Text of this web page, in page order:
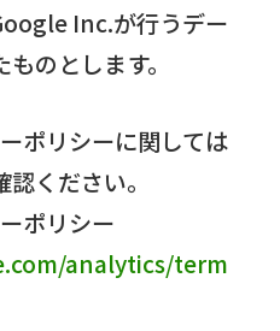
Inc.が行うデー
のとします。
ポリシーに関しては
ください。
ポリシー
analytics/term